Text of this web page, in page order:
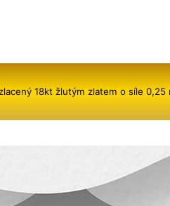
18kt žlutým zlatem o síle